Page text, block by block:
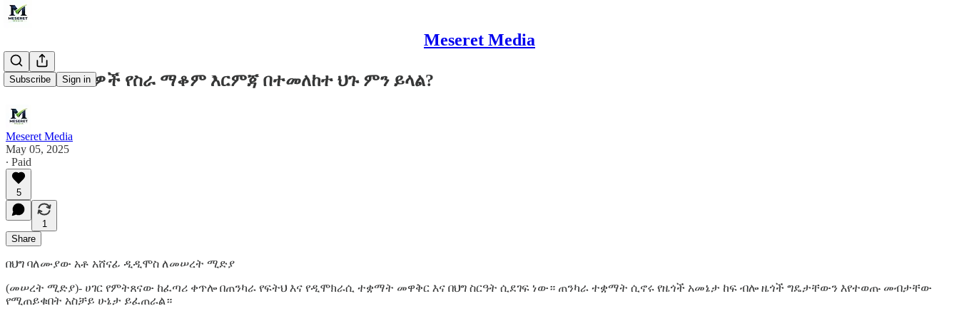
Meseret Media
Subscribe Sign in
የጤና ባለሙያዎች የስራ ማቆም እርምጃ በተመለከተ ህጉ ምን ይላል?
Meseret Media
May 05, 2025
∙ Paid
5
1
Share
በህግ ባለሙያው አቶ አሸናፊ ዲዲሞስ ለመሠረት ሚድያ
(መሠረት ሚድያ)- ሀገር የምትጸናው ከፈጣሪ ቀጥሎ በጠንካራ የፍትህ እና የዲሞክራሲ ተቋማት መዋቅር እና በህግ ስርዓት ሲደገፍ ነው። ጠንካራ ተቋማት ሲኖሩ የዜጎች አመኔታ ከፍ ብሎ ዜጎች ግዴታቸውን እየተወጡ መብታቸው
የሚጠይቁበት አስቻይ ሁኔታ ይፈጠራል።